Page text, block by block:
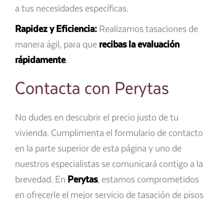
a tus necesidades específicas.
Rapidez y Eficiencia: Realizamos tasaciones de
manera ágil, para que recibas la evaluación
rápidamente.
Contacta con Perytas
No dudes en descubrir el precio justo de tu
vivienda. Cumplimenta el formulario de contacto
en la parte superior de esta página y uno de
nuestros especialistas se comunicará contigo a la
brevedad. En Perytas, estamos comprometidos
en ofrecerle el mejor servicio de tasación de pisos